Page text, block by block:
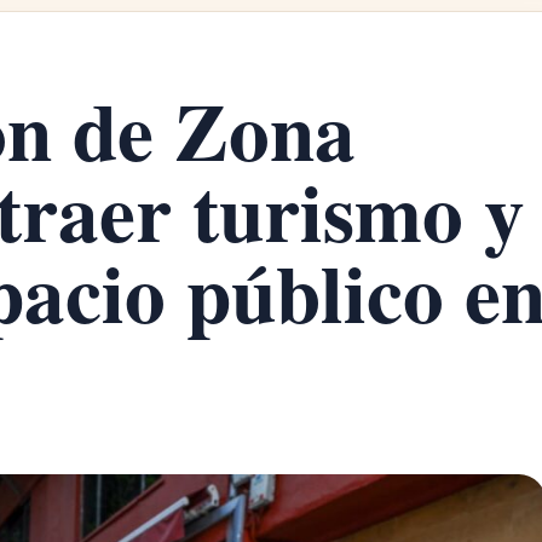
de Zona
turismo y
público